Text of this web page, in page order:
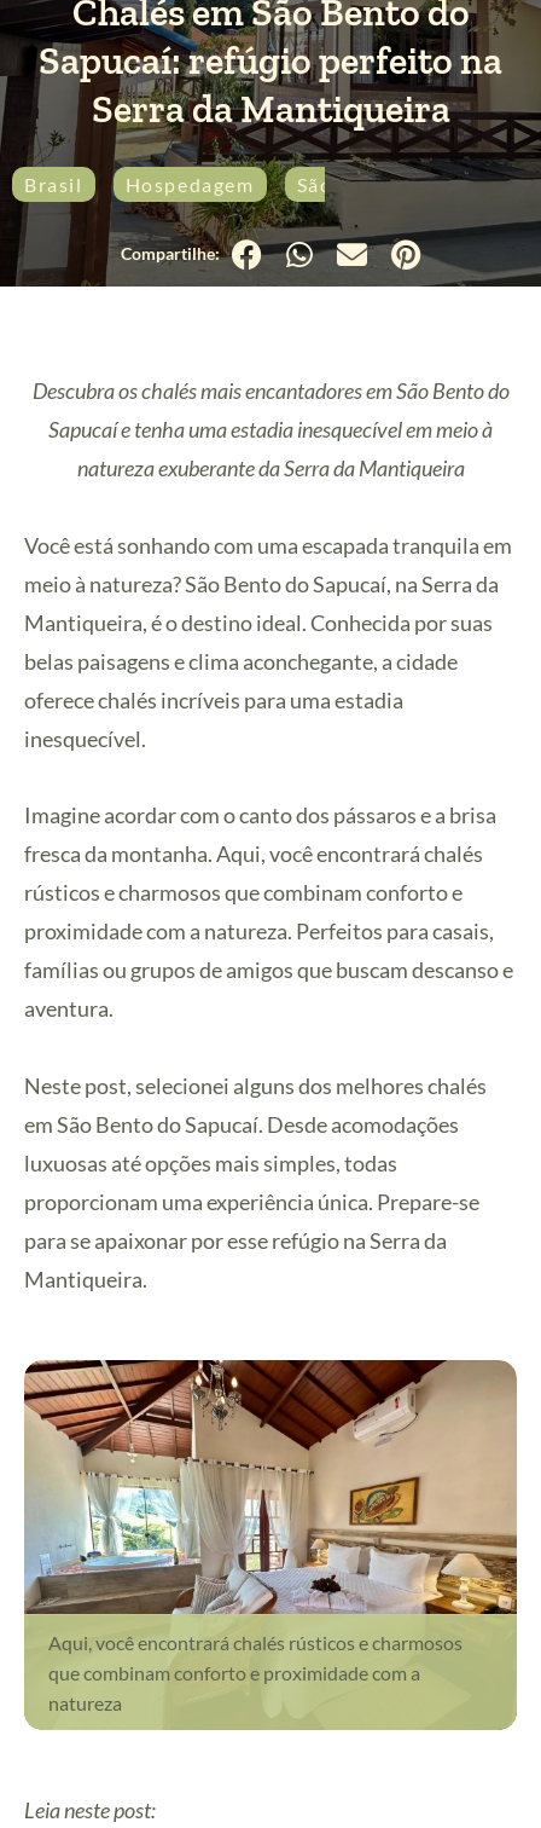
Chalés em São Bento do
Sapucaí: refúgio perfeito na
Serra da Mantiqueira
Brasil Hospedagem São Paulo Sudeste
Descubra os chalés mais encantadores em São Bento do
Sapucaí e tenha uma estadia inesquecível em meio à
natureza exuberante da Serra da Mantiqueira
Você está sonhando com uma escapada tranquila em
meio à natureza? São Bento do Sapucaí, na Serra da
Mantiqueira, é o destino ideal. Conhecida por suas
belas paisagens e clima aconchegante, a cidade
oferece chalés incríveis para uma estadia
inesquecível.
Imagine acordar com o canto dos pássaros e a brisa
fresca da montanha. Aqui, você encontrará chalés
rústicos e charmosos que combinam conforto e
proximidade com a natureza. Perfeitos para casais,
famílias ou grupos de amigos que buscam descanso e
aventura.
Neste post, selecionei alguns dos melhores chalés
em São Bento do Sapucaí. Desde acomodações
luxuosas até opções mais simples, todas
proporcionam uma experiência única. Prepare-se
para se apaixonar por esse refúgio na Serra da
Mantiqueira.
Aqui, você encontrará chalés rústicos e charmosos
que combinam conforto e proximidade com a
natureza
Leia neste post: